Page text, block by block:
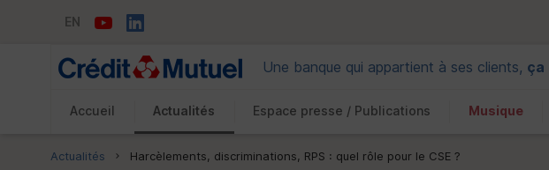
EN
Une banque qui appartient à ses clients, ça
Accueil Actualités Espace presse / Publications Musique
Vous êtes ici:
Actualités Harcèlements, discriminations, RPS : quel rôle pour le CSE ?